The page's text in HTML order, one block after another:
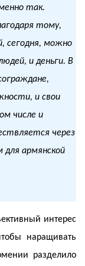
так.
тому,
сегодня, можно
и деньги. В
и свои
числе и
через
армянской
интерес
наращивать
разделило